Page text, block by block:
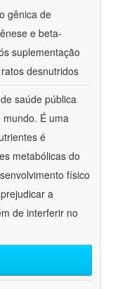
gênica de
e beta-
suplementação
desnutridos
saúde pública
É uma
é
metabólicas do
físico
a
de interferir no